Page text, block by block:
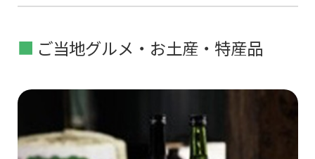
ご当地グルメ・お土産・特産品